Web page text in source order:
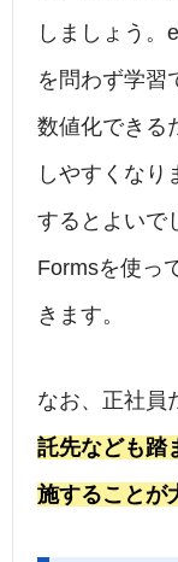
しましょう。
を問わず学習
数値化できる
しやすくなり
するとよいで
Formsを使っ
きます。
なお、正社員
託先なども踏
施することが